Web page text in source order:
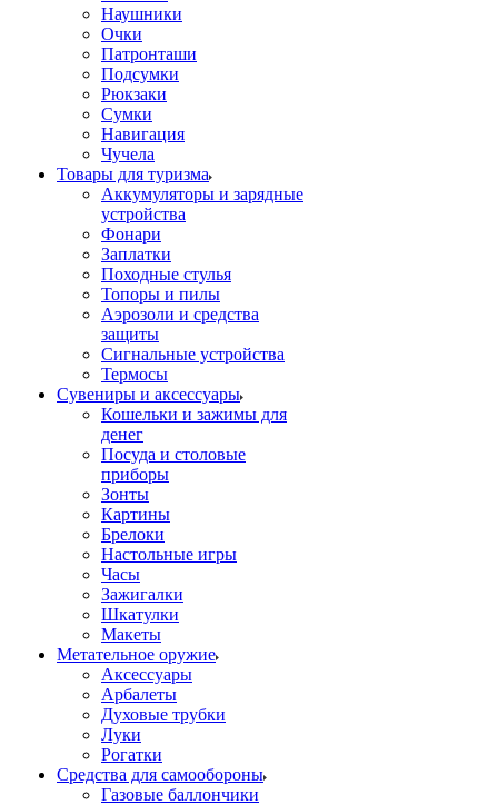
Наушники
Очки
Патронташи
Подсумки
Рюкзаки
Сумки
Навигация
Чучела
Товары для туризма
Аккумуляторы и зарядные
устройства
Фонари
Заплатки
Походные стулья
Топоры и пилы
Аэрозоли и средства
защиты
Сигнальные устройства
Термосы
Сувениры и аксессуары
Кошельки и зажимы для
денег
Посуда и столовые
приборы
Зонты
Картины
Брелоки
Настольные игры
Часы
Зажигалки
Шкатулки
Макеты
Метательное оружие
Аксессуары
Арбалеты
Духовые трубки
Луки
Рогатки
Средства для самообороны
Газовые баллончики